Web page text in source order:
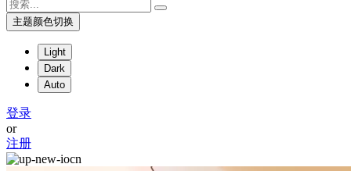
主题颜色切换
Light
Dark
Auto
登录
or
注册